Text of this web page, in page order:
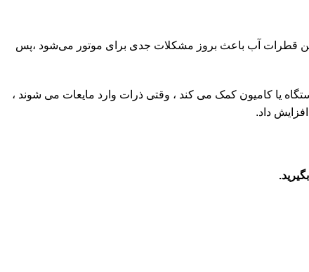
قطرات آب باعث بروز مشکلات جدی برای موتور می‌شود ،پس
یا کامیون کمک می کند ، وقتی ذرات وارد مایعات می شوند ،
داد.